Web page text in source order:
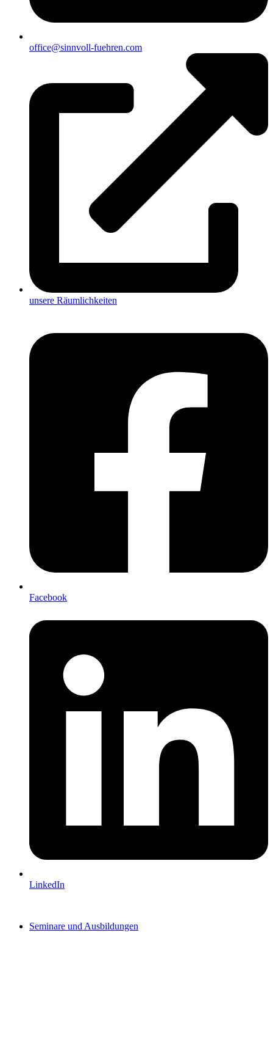
office@sinnvoll-fuehren.com
unsere Räumlichkeiten
Facebook
LinkedIn
Seminare und Ausbildungen